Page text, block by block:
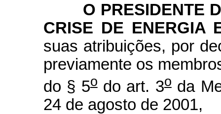
O PRESIDENTE
CRISE DE ENERGIA
suas atribuições, por
previamente os
do § 5odo art. 3oda
24 de agosto de 2001,